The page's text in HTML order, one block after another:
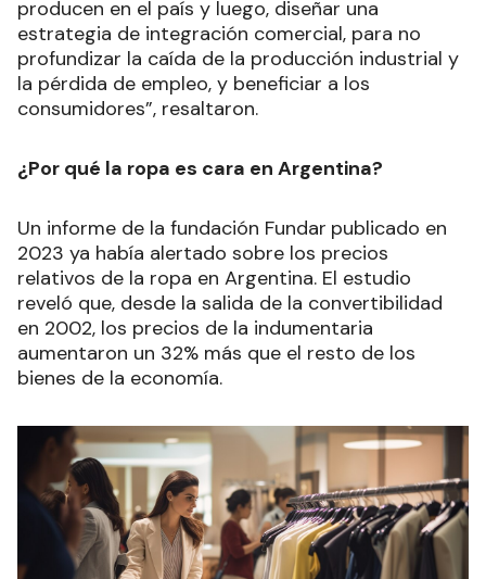
producen en el país y luego, diseñar una
estrategia de integración comercial, para no
profundizar la caída de la producción industrial y
la pérdida de empleo, y beneficiar a los
consumidores”, resaltaron.
¿Por qué la ropa es cara en Argentina?
Un informe de la fundación Fundar publicado en
2023 ya había alertado sobre los precios
relativos de la ropa en Argentina. El estudio
reveló que, desde la salida de la convertibilidad
en 2002, los precios de la indumentaria
aumentaron un 32% más que el resto de los
bienes de la economía.